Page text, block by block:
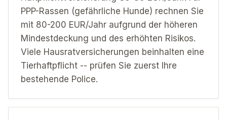
PPP-Rassen (gefährliche Hunde) rechnen Sie
mit 80-200 EUR/Jahr aufgrund der höheren
Mindestdeckung und des erhöhten Risikos.
Viele Hausratversicherungen beinhalten eine
Tierhaftpflicht -- prüfen Sie zuerst Ihre
bestehende Police.